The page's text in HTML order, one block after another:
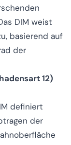
DIM weist
basierend auf
der
12)
definiert
der